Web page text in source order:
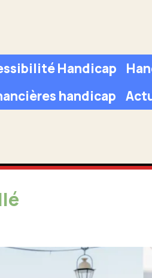
Handicap
handicap